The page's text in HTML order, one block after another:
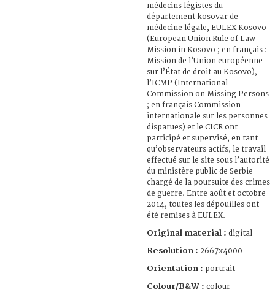
médecins légistes du
département kosovar de
médecine légale, EULEX Kosovo
(European Union Rule of Law
Mission in Kosovo ; en français :
Mission de l’Union européenne
sur l’État de droit au Kosovo),
l’ICMP (International
Commission on Missing Persons
; en français Commission
internationale sur les personnes
disparues) et le CICR ont
participé et supervisé, en tant
qu’observateurs actifs, le travail
effectué sur le site sous l’autorité
du ministère public de Serbie
chargé de la poursuite des crimes
de guerre. Entre août et octobre
2014, toutes les dépouilles ont
été remises à EULEX.
Original material : digital
Resolution : 2667x4000
Orientation : portrait
Colour/B&W : colour